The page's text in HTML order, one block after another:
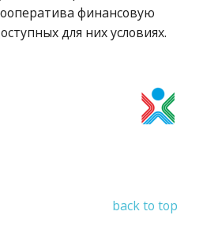
финансовую
для них условиях.
back to top